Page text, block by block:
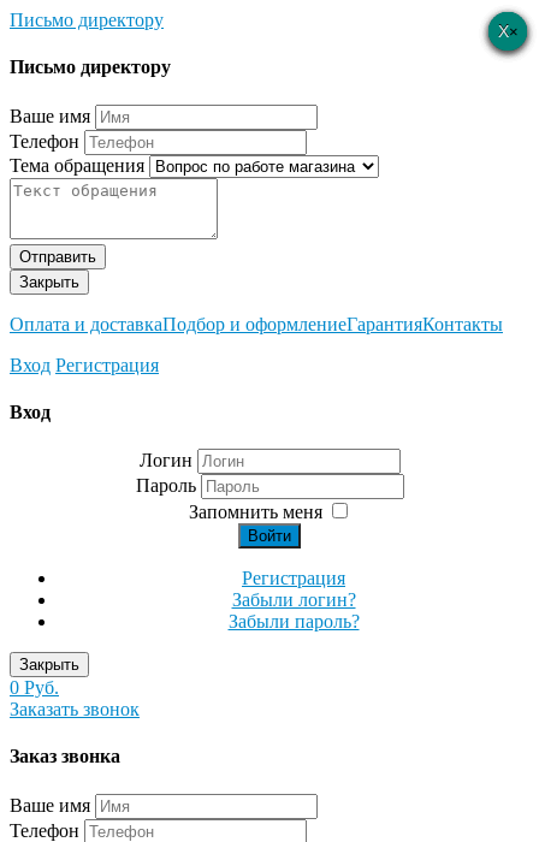
Письмо директору
×
Письмо директору
Ваше имя
Телефон
Тема обращения
Отправить
Закрыть
Оплата и доставкаПодбор и оформлениеГарантияКонтакты
Вход Регистрация
×
Вход
Логин
Пароль
Запомнить меня
Войти
Регистрация
Забыли логин?
Забыли пароль?
Закрыть
0 Руб.
Заказать звонок
×
Заказ звонка
Ваше имя
Телефон
×
×